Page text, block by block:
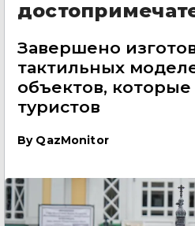
Завершено
тактильных
объектов,
туристов
By QazMonitor